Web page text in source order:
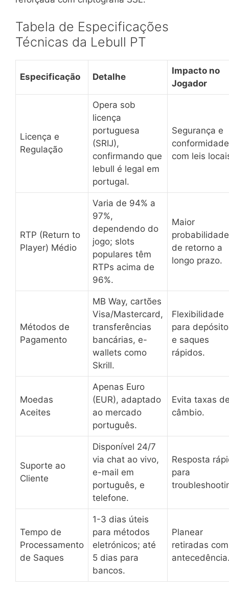
Tabela de Especificações
Técnicas da Lebull PT
Especificação Detalhe
Impacto no
Jogador
Licença e
Regulação
Opera sob
licença
portuguesa
(SRIJ),
confirmando que
lebull é legal em
portugal.
Segurança e
conformidade
com leis
RTP (Return to
Player) Médio
Varia de 94% a
97%,
dependendo do
jogo; slots
populares têm
RTPs acima de
96%.
Maior
probabilidade
de retorno a
longo prazo.
Métodos de
Pagamento
MB Way, cartões
Visa/Mastercard,
transferências
bancárias, e-
wallets como
Skrill.
Flexibilidade
para
e saques
rápidos.
Moedas
Aceites
Apenas Euro
(EUR), adaptado
ao mercado
português.
Evita taxas
câmbio.
Suporte ao
Cliente
Disponível 24/7
via chat ao vivo,
e-mail em
português, e
telefone.
Resposta
para
Tempo de
Processamento
de Saques
1-3 dias úteis
para métodos
eletrónicos; até
5 dias para
bancos.
Planear
retiradas com